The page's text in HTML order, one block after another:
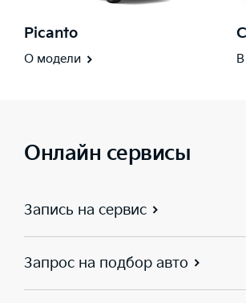
Picanto
О модели
Онлайн сервисы
Запись на сервис
Запрос на подбор авто